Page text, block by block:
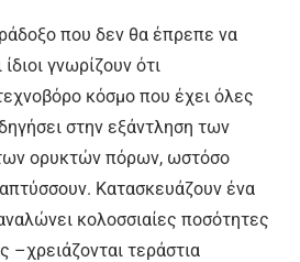
που δεν θα έπρεπε να
γνωρίζουν ότι
κόσμο που έχει όλες
στην εξάντληση των
ορυκτών πόρων, ωστόσο
Κατασκευάζουν ένα
κολοσσιαίες ποσότητες
–χρειάζονται τεράστια